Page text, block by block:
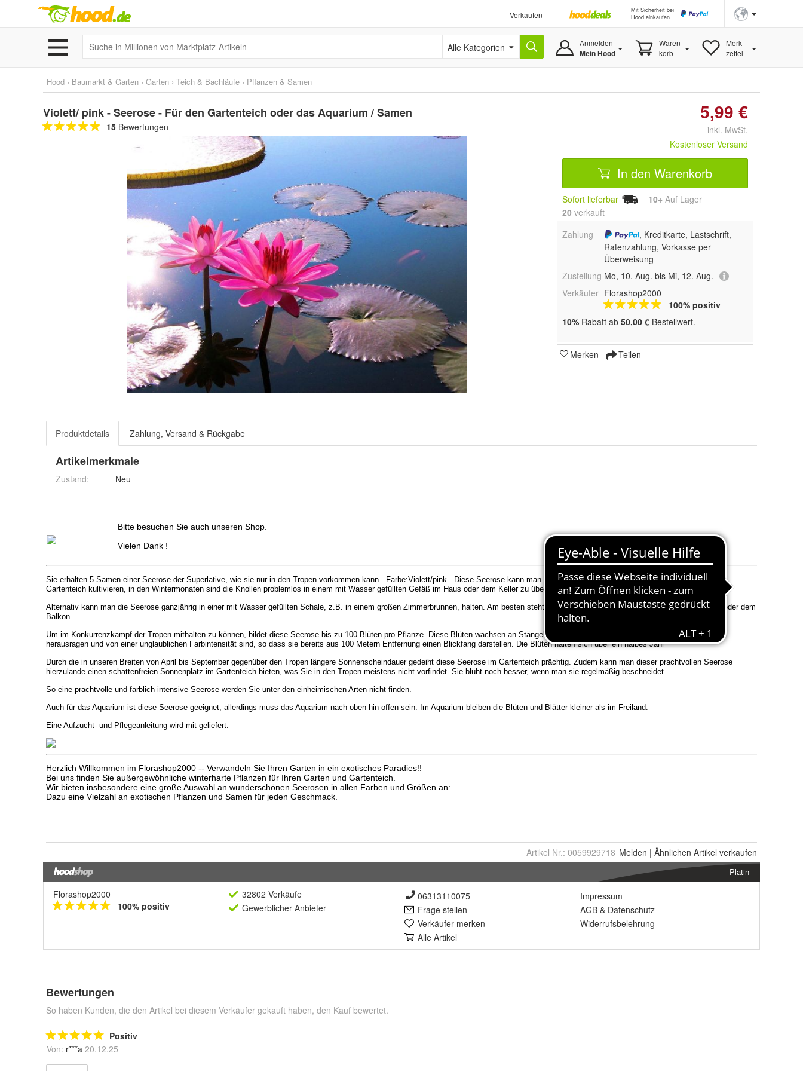
Verkaufen
Mit Sicherheit bei
Hood einkaufen
Alle Kategorien Anmelden
Mein Hood
Waren-
korb
Merk-
zettel
Hood › Baumarkt & Garten › Garten › Teich & Bachläufe › Pflanzen & Samen
Violett/ pink - Seerose - Für den Gartenteich oder das Aquarium / Samen
15 Bewertungen
5,99 €
inkl. MwSt.
Kostenloser Versand
In den Warenkorb
Sofort lieferbar 10+ Auf Lager
20 verkauft
Zahlung
, Kreditkarte, Lastschrift,
Ratenzahlung, Vorkasse per
Überweisung
Zustellung Mo, 10. Aug. bis Mi, 12. Aug.
Verkäufer Florashop2000
100% positiv
10% Rabatt ab 50,00 € Bestellwert.
Merken Teilen
Produktdetails Zahlung, Versand & Rückgabe
Artikelmerkmale
Zustand: Neu
Artikel Nr.: 0059929718 Melden | Ähnlichen Artikel verkaufen
Platin
Florashop2000
100% positiv
32802 Verkäufe
Gewerblicher Anbieter
06313110075
Frage stellen
Verkäufer merken
Alle Artikel
Impressum
AGB & Datenschutz
Widerrufsbelehrung
Bewertungen
So haben Kunden, die den Artikel bei diesem Verkäufer gekauft haben, den Kauf bewertet.
Positiv
Von: r***a 20.12.25